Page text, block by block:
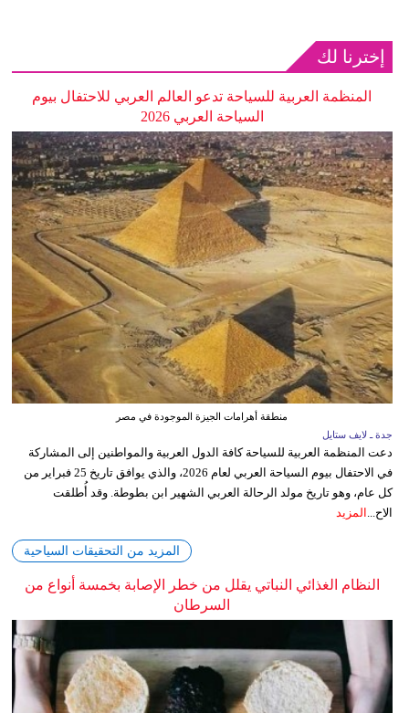
إخترنا لك
المنظمة العربية للسياحة تدعو العالم العربي للاحتفال بيوم
السياحة العربي 2026
منطقة أهرامات الجيزة الموجودة في مصر
جدة ـ لايف ستايل
دعت المنظمة العربية للسياحة كافة الدول العربية والمواطنين إلى المشاركة
في الاحتفال بيوم السياحة العربي لعام 2026، والذي يوافق تاريخ 25 فبراير من
كل عام، وهو تاريخ مولد الرحالة العربي الشهير ابن بطوطة. وقد أُطلقت
الاح... المزيد
المزيد من التحقيقات السياحية
النظام الغذائي النباتي يقلل من خطر الإصابة بخمسة أنواع من
السرطان